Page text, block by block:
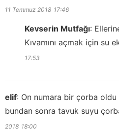
11 Temmuz 2018 17:46
Kevserin Mutfağı:
Kıvamını açmak için su
17:53
elif: On numara bir çorba
bundan sonra tavuk suyu
2018 18:00